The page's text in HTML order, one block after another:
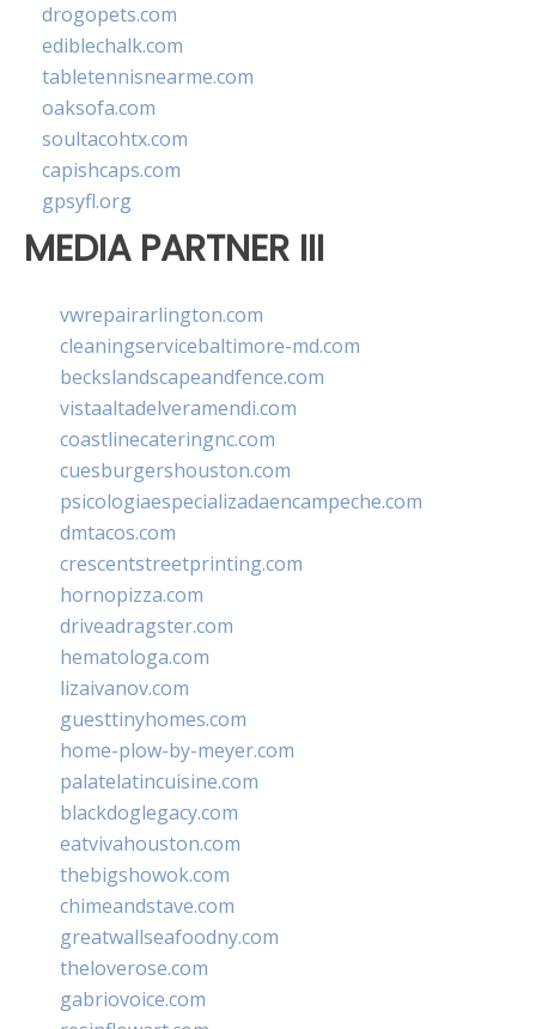
drogopets.com
ediblechalk.com
tabletennisnearme.com
oaksofa.com
soultacohtx.com
capishcaps.com
gpsyfl.org
MEDIA PARTNER III
vwrepairarlington.com
cleaningservicebaltimore-md.com
beckslandscapeandfence.com
vistaaltadelveramendi.com
coastlinecateringnc.com
cuesburgershouston.com
psicologiaespecializadaencampeche.com
dmtacos.com
crescentstreetprinting.com
hornopizza.com
driveadragster.com
hematologa.com
lizaivanov.com
guesttinyhomes.com
home-plow-by-meyer.com
palatelatincuisine.com
blackdoglegacy.com
eatvivahouston.com
thebigshowok.com
chimeandstave.com
greatwallseafoodny.com
theloverose.com
gabriovoice.com